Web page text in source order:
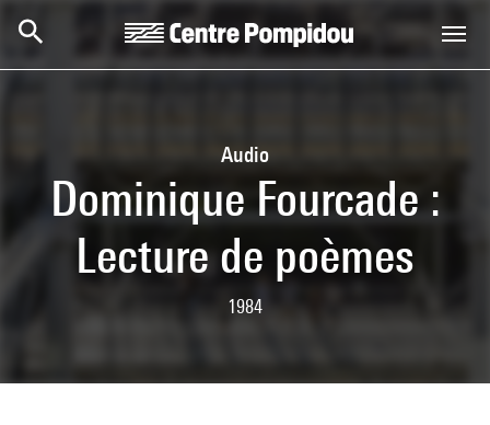
Audio
Dominique Fourcade :
Lecture de poèmes
1984